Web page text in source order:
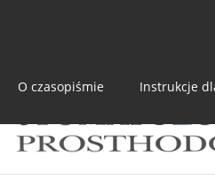
O czasopiśmie Instrukcje